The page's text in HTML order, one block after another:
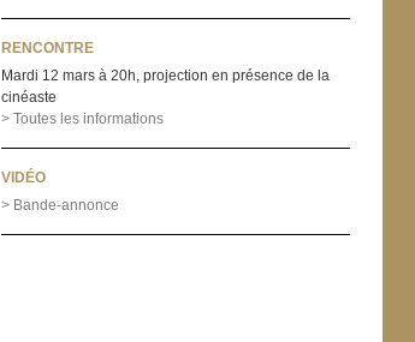
RENCONTRE
Mardi 12 mars à 20h, projection en présence de la
cinéaste
> Toutes les informations
VIDÉO
> Bande-annonce